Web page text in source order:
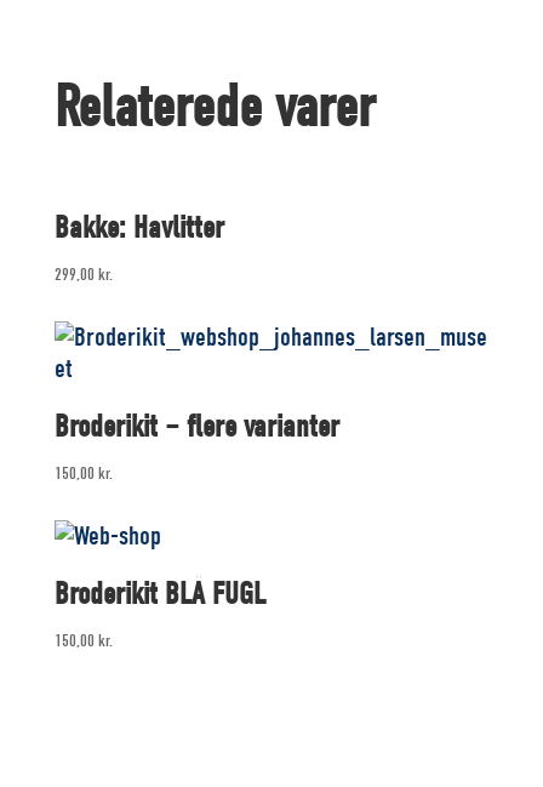
Relaterede varer
Bakke: Havlitter
299,00 kr.
Broderikit – flere varianter
150,00 kr.
Broderikit BLÅ FUGL
150,00 kr.